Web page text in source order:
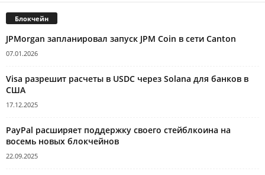
Блокчейн
JPMorgan запланировал запуск JPM Coin в сети Canton
07.01.2026
Visa разрешит расчеты в USDC через Solana для банков в
США
17.12.2025
PayPal расширяет поддержку своего стейблкоина на
восемь новых блокчейнов
22.09.2025